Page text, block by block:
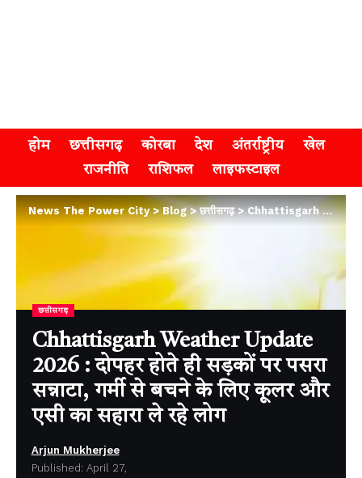
होम छत्तीसगढ़ कोरबा देश अंतर्राष्ट्रीय
खेल
राजनीति
राशिफल लाइफस्टाइल
News The Power City>Blog >छत्तीसगढ़>Chhattisgarh Weather Update 2026 : दोपहर होते ही सड़कों पर पसरा सन्नाटा, गर्मी से बचने के लिए कूलर और एसी का सहारा ले रहे लोग
छत्तीसगढ़
Chhattisgarh Weather Update
2026 : दोपहर होते ही सड़कों पर पसरा
सन्नाटा, गर्मी से बचने के लिए कूलर और
एसी का सहारा ले रहे लोग
Arjun Mukherjee
Published: April 27,